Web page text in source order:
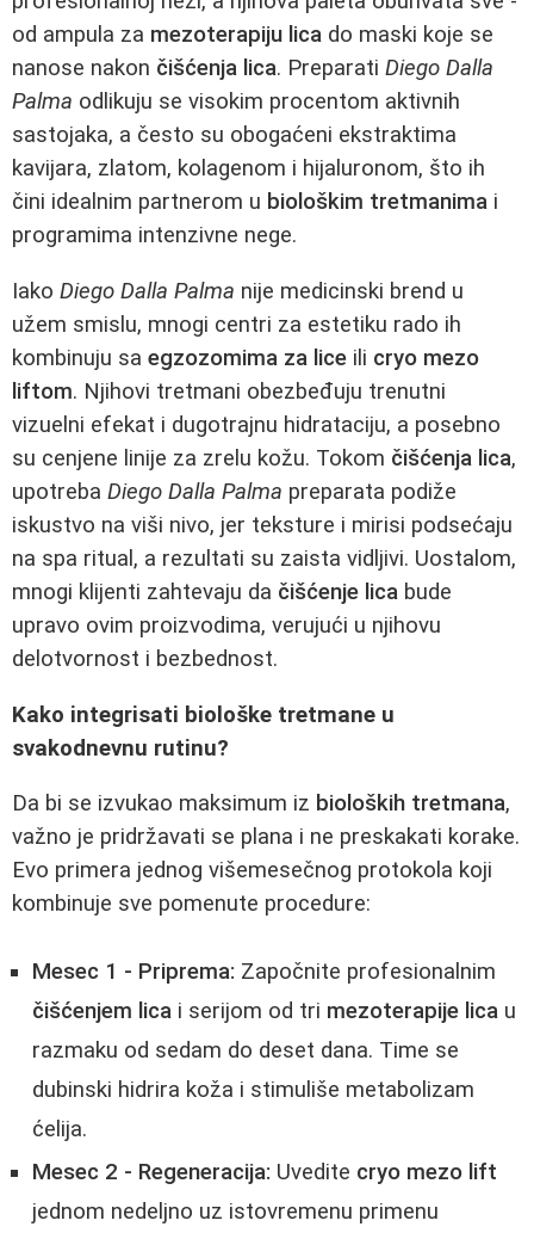
od ampula za mezoterapiju lica do maski koje se
nanose nakon čišćenja lica. Preparati Diego Dalla
Palma odlikuju se visokim procentom aktivnih
sastojaka, a često su obogaćeni ekstraktima
kavijara, zlatom, kolagenom i hijaluronom, što ih
čini idealnim partnerom u biološkim tretmanima i
programima intenzivne nege.
Iako Diego Dalla Palma nije medicinski brend u
užem smislu, mnogi centri za estetiku rado ih
kombinuju sa egzozomima za lice ili cryo mezo
liftom. Njihovi tretmani obezbeđuju trenutni
vizuelni efekat i dugotrajnu hidrataciju, a posebno
su cenjene linije za zrelu kožu. Tokom čišćenja lica,
upotreba Diego Dalla Palma preparata podiže
iskustvo na viši nivo, jer teksture i mirisi podsećaju
na spa ritual, a rezultati su zaista vidljivi. Uostalom,
mnogi klijenti zahtevaju da čišćenje lica bude
upravo ovim proizvodima, verujući u njihovu
delotvornost i bezbednost.
Kako integrisati biološke tretmane u
svakodnevnu rutinu?
Da bi se izvukao maksimum iz bioloških tretmana,
važno je pridržavati se plana i ne preskakati korake.
Evo primera jednog višemesečnog protokola koji
kombinuje sve pomenute procedure:
Mesec 1 - Priprema: Započnite profesionalnim
čišćenjem lica i serijom od tri mezoterapije lica u
razmaku od sedam do deset dana. Time se
dubinski hidrira koža i stimuliše metabolizam
ćelija.
Mesec 2 - Regeneracija: Uvedite cryo mezo lift
jednom nedeljno uz istovremenu primenu